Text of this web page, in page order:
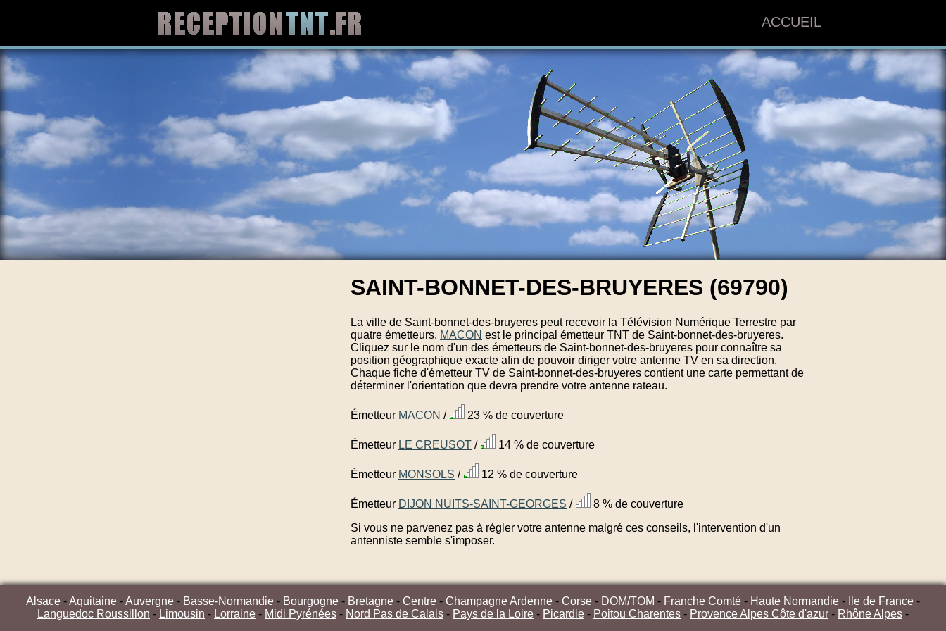
ACCUEIL
SAINT-BONNET-DES-BRUYERES (69790)
La ville de Saint-bonnet-des-bruyeres peut recevoir la Télévision Numérique Terrestre par
quatre émetteurs. MACON est le principal émetteur TNT de Saint-bonnet-des-bruyeres.
Cliquez sur le nom d'un des émetteurs de Saint-bonnet-des-bruyeres pour connaître sa
position géographique exacte afin de pouvoir diriger votre antenne TV en sa direction.
Chaque fiche d'émetteur TV de Saint-bonnet-des-bruyeres contient une carte permettant de
déterminer l'orientation que devra prendre votre antenne rateau.
Émetteur MACON / 23 % de couverture
Émetteur LE CREUSOT / 14 % de couverture
Émetteur MONSOLS / 12 % de couverture
Émetteur DIJON NUITS-SAINT-GEORGES /
8 % de couverture
Si vous ne parvenez pas à régler votre antenne malgré ces conseils, l'intervention d'un
antenniste semble s'imposer.
Alsace -Aquitaine -Auvergne - Basse-Normandie - Bourgogne - Bretagne - Centre - Champagne Ardenne - Corse - DOM/TOM - Franche Comté - Haute Normandie - Ile de France -
Languedoc Roussillon - Limousin - Lorraine - Midi Pyrénées - Nord Pas de Calais - Pays de la Loire - Picardie - Poitou Charentes - Provence Alpes Côte d'azur - Rhône Alpes -